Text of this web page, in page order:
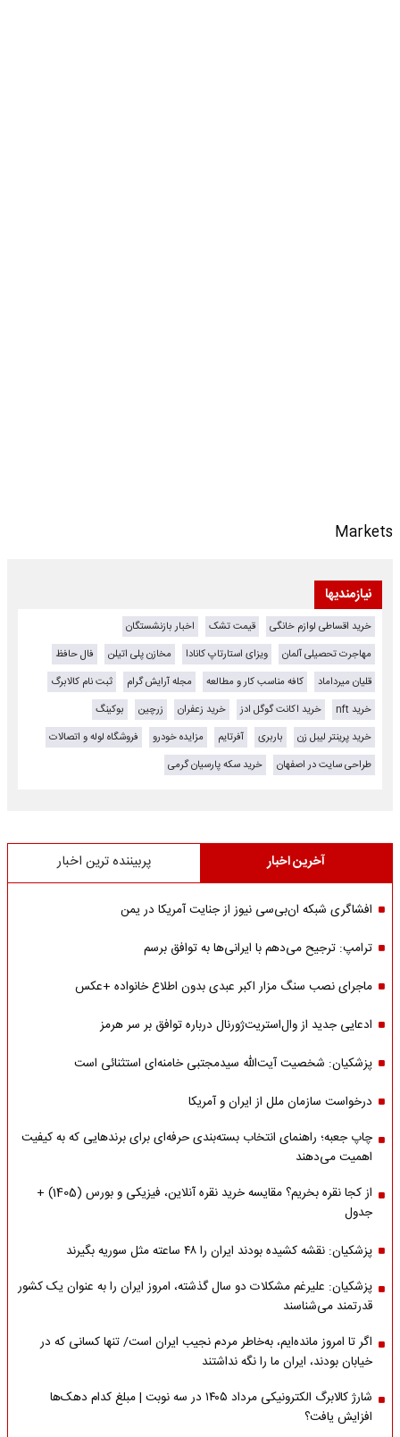
Markets
نیازمندیها
خرید اقساطی لوازم خانگی قیمت تشک
اخبار بازنشستگان
مهاجرت تحصیلی آلمان
ویزای استارتاپ کانادا مخازن پلی اتیلن
فال حافظ
قلیان میرداماد
کافه مناسب کار و مطالعه مجله آرایش گرام
ثبت نام کالابرگ
خرید nft
خرید اکانت گوگل ادز خرید زعفران زرچین
بوکینگ
خرید پرینتر لیبل زن
باربری آفرتایم مزایده خودرو
فروشگاه لوله و اتصالات
طراحی سایت در اصفهان
خرید سکه پارسیان گرمی
آخرین اخبار پربیننده ترین اخبار
افشاگری شبکه ان‌بی‌سی نیوز از جنایت آمریکا در یمن
ترامپ: ترجیح می‌دهم با ایرانی‌‌ها به توافق برسم
ماجرای نصب سنگ مزار اکبر عبدی بدون اطلاع خانواده +عکس
ادعایی جدید از وال‌استریت‌ژورنال درباره توافق بر سر هرمز
پزشکیان: شخصیت آیت‌الله سیدمجتبی خامنه‌ای استثنائی است
درخواست سازمان ملل از ایران و آمریکا
چاپ جعبه؛ راهنمای انتخاب بسته‌بندی حرفه‌ای برای برندهایی که به کیفیت
اهمیت می‌دهند
از کجا نقره بخریم؟ مقایسه خرید نقره آنلاین، فیزیکی و بورس (1405) +
جدول
پزشکیان: نقشه کشیده بودند ایران را ۴۸ ساعته مثل سوریه بگیرند
پزشکیان: علیرغم مشکلات دو سال گذشته، امروز ایران را به عنوان یک کشور
قدرتمند می‌شناسند
اگر تا امروز مانده‌ایم، به‌خاطر مردم نجیب ایران است/ تنها کسانی که در
خیابان بودند، ایران ما را نگه نداشتند
شارژ کالابرگ الکترونیکی مرداد ۱۴۰۵ در سه نوبت | مبلغ کدام دهک‌ها
افزایش یافت؟